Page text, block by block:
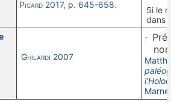
Picard2017, p. 645-658.
Si le
dans
Ghilardi 2007
·